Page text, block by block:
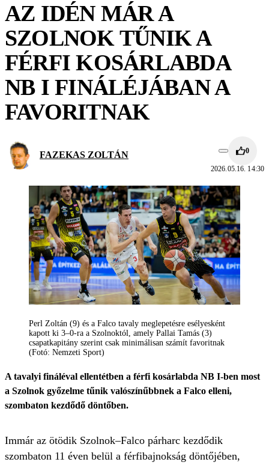
AZ IDÉN MÁR A
SZOLNOK TŰNIK A
FÉRFI KOSÁRLABDA
NB I FINÁLÉJÁBAN A
FAVORITNAK
FAZEKAS ZOLTÁN 0
2026.05.16. 14:30
Perl Zoltán (9) és a Falco tavaly meglepetésre esélyesként
kapott ki 3–0-ra a Szolnoktól, amely Pallai Tamás (3)
csapatkapitány szerint csak minimálisan számít favoritnak
(Fotó: Nemzeti Sport)
A tavalyi fináléval ellentétben a férfi kosárlabda NB I-ben most
a Szolnok győzelme tűnik valószínűbbnek a Falco elleni,
szombaton kezdődő döntőben.
Immár az ötödik Szolnok–Falco párharc kezdődik
szombaton 11 éven belül a férfibajnokság döntőjében,